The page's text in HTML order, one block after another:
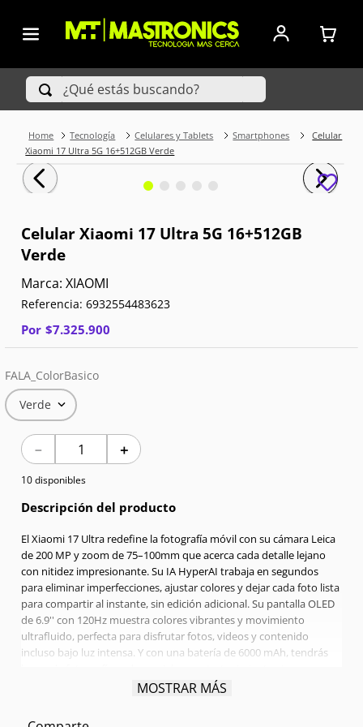
¿Qué estás buscando?
Tecnología Celulares y Tablets Smartphones
Celular
Xiaomi 17 Ultra 5G 16+512GB Verde
Celular Xiaomi 17 Ultra 5G 16+512GB
Verde
XIAOMI
Referencia: 6932554483623
Por $7.325.900
FALA_ColorBasico
Verde
＋
－
10 disponibles
Descripción del producto
El Xiaomi 17 Ultra redefine la fotografía móvil con su cámara Leica
de 200 MP y zoom de 75–100mm que acerca cada detalle lejano
con nitidez impresionante. Su IA HyperAI trabaja en segundos
para eliminar imperfecciones, ajustar colores y dejar cada foto lista
para compartir al instante, sin edición adicional. Su pantalla OLED
de 6.9'' con 120Hz muestra colores vibrantes y movimiento
ultrafluido, perfecta para disfrutar fotos, videos y contenido
incluso bajo luz intensa. Y con una batería de 6000 mAh, tendrás
preocuparte por el cargador. El Xiaomi 17 Ultra es para quienes no
MOSTRAR MÁS
TÉRMINOS MÁS BUSCADOS
1.
Iphone
3.
Celulares Samsung
4.
Televisores
5.
Red Magic
7.
Celulares
8.
Iphone 15 Pro Max
9.
Iphone 17
10. Samsung S26